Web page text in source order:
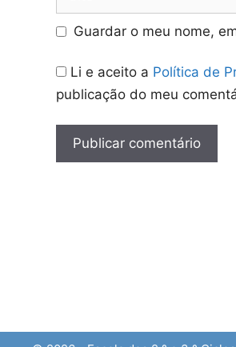
Guardar o meu nome,
Li e aceito a Política de
publicação do meu